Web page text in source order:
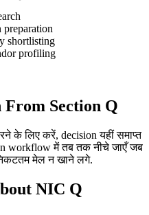
preparation
shortlisting
profiling
Section Q
के लिए करें, decision यहीं समाप्त
workflow में तब तक नीचे जाएँ जब
मेल न खाने लगे.
NIC Q